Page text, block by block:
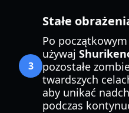
3
Stałe
Po
używaj
pozostałe
twardszych
aby unikać
podczas